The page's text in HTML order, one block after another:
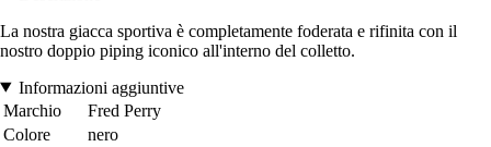
La nostra giacca sportiva è completamente foderata e rifinita con il
nostro doppio piping iconico all'interno del colletto.
Informazioni aggiuntive
Marchio
Fred Perry
Colore
nero